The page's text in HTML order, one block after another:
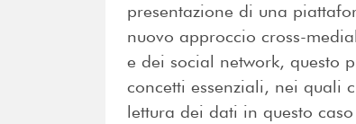
presentazione di una
nuovo approccio cross-
e dei social network, questo
concetti essenziali, nei quali
lettura dei dati in questo